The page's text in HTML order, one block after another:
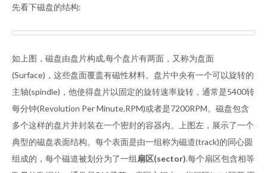
先看下磁盘的结构:
如上图，磁盘由盘片构成,每个盘片有两面，又称为盘面
(Surface)，这些盘面覆盖有磁性材料。盘片中央有一个可以旋转的
主轴(spindle)，他使得盘片以固定的旋转速率旋转，通常是5400转
每分钟(Revolution Per Minute,RPM)或者是7200RPM。磁盘包含
多个这样的盘片并封装在一个密封的容器内。上图左，展示了一个
典型的磁盘表面结构。每个表面是由一组称为磁道(track)的同心圆
组成的，每个磁道被划分为了一组扇区(sector).每个扇区包含相等